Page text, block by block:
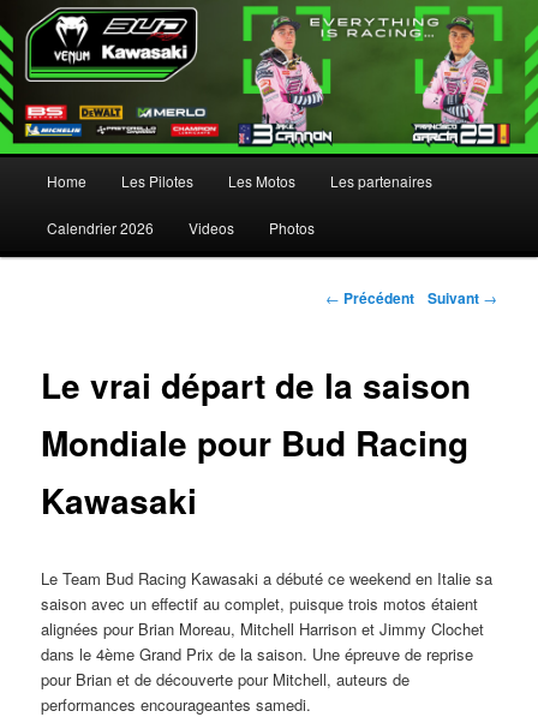
Aller au contenu principal
Aller au contenu secondaire
Home Les Pilotes Les Motos Les partenaires
Calendrier 2026 Videos Photos
Navigation des articles
← Précédent Suivant →
Le vrai départ de la saison
Mondiale pour Bud Racing
Kawasaki
Le Team Bud Racing Kawasaki a débuté ce weekend en Italie sa
saison avec un effectif au complet, puisque trois motos étaient
alignées pour Brian Moreau, Mitchell Harrison et Jimmy Clochet
dans le 4ème Grand Prix de la saison. Une épreuve de reprise
pour Brian et de découverte pour Mitchell, auteurs de
performances encourageantes samedi.